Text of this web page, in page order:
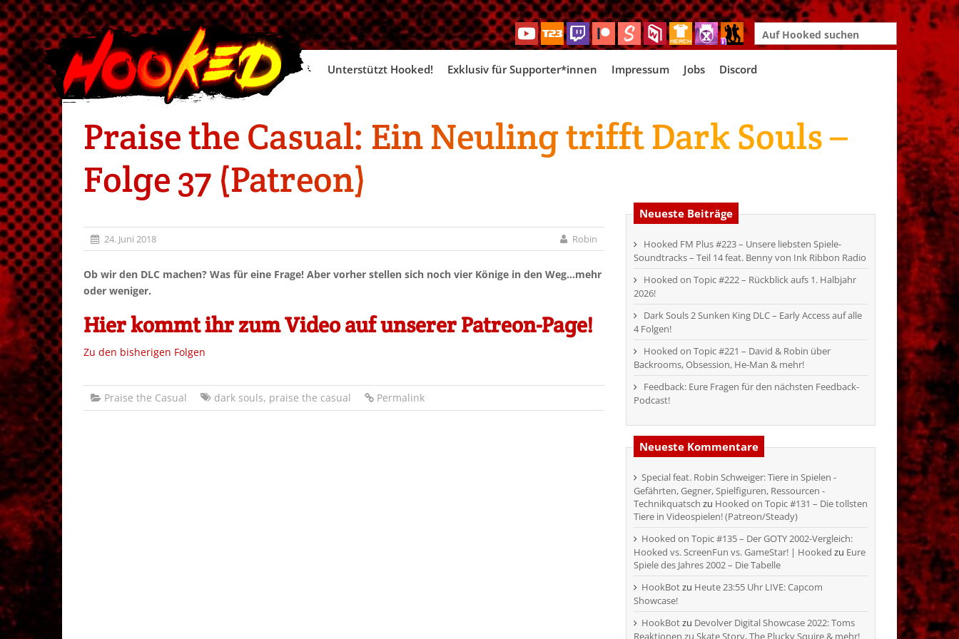
Search
for:
Skip
Unterstützt Hooked! Exklusiv für Supporter*innen Impressum Jobs Discord
Praise the Casual: Ein Neuling trifft Dark Souls –
Folge 37 (Patreon)
24. Juni 2018 Robin
Ob wir den DLC machen? Was für eine Frage! Aber vorher stellen sich noch vier Könige in den Weg…mehr
oder weniger.
Hier kommt ihr zum Video auf unserer Patreon-Page!
Zu den bisherigen Folgen
Praise the Casual dark souls, praise the casual Permalink
Neueste Beiträge
Hooked FM Plus #223 – Unsere liebsten Spiele-
Soundtracks – Teil 14 feat. Benny von Ink Ribbon Radio
Hooked on Topic #222 – Rückblick aufs 1. Halbjahr
2026!
Dark Souls 2 Sunken King DLC – Early Access auf alle
4 Folgen!
Hooked on Topic #221 – David & Robin über
Backrooms, Obsession, He-Man & mehr!
Feedback: Eure Fragen für den nächsten Feedback-
Podcast!
Neueste Kommentare
Special feat. Robin Schweiger: Tiere in Spielen -
Gefährten, Gegner, Spielfiguren, Ressourcen -
Technikquatsch zu Hooked on Topic #131 – Die tollsten
Tiere in Videospielen! (Patreon/Steady)
Hooked on Topic #135 – Der GOTY 2002-Vergleich:
Hooked vs. ScreenFun vs. GameStar! | Hooked zu Eure
Spiele des Jahres 2002 – Die Tabelle
HookBotzu Heute 23:55 Uhr LIVE: Capcom
Showcase!
HookBotzu Devolver Digital Showcase 2022: Toms
Reaktionen zu Skate Story, The Plucky Squire & mehr!